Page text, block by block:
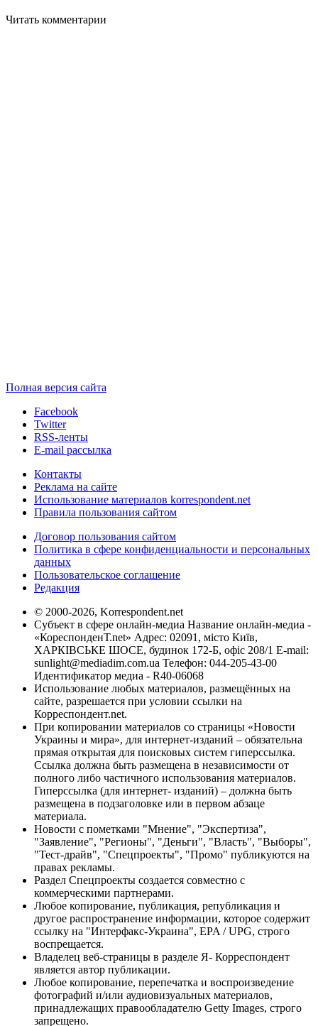
Читать комментарии
Полная версия сайта
Facebook
Twitter
RSS-ленты
E-mail рассылка
Контакты
Реклама на сайте
Использование материалов korrespondent.net
Правила пользования сайтом
Договор пользования сайтом
Политика в сфере конфиденциальности и персональных
данных
Пользовательское соглашение
Редакция
© 2000-2026, Korrespondent.net
Субъект в сфере онлайн-медиа Название онлайн-медиа -
«КореспонденТ.net» Адрес: 02091, місто Київ,
ХАРКІВСЬКЕ ШОСЕ, будинок 172-Б, офіс 208/1 E-mail:
sunlight@mediadim.com.ua Телефон: 044-205-43-00
Идентификатор медиа - R40-06068
Использование любых материалов, размещённых на
сайте, разрешается при условии ссылки на
Корреспондент.net.
При копировании материалов со страницы «Новости
Украины и мира», для интернет-изданий – обязательна
прямая открытая для поисковых систем гиперссылка.
Ссылка должна быть размещена в независимости от
полного либо частичного использования материалов.
Гиперссылка (для интернет- изданий) – должна быть
размещена в подзаголовке или в первом абзаце
материала.
Новости с пометками "Мнение", "Экспертиза",
"Заявление", "Регионы", "Деньги", "Власть", "Выборы",
"Тест-драйв", "Спецпроекты", "Промо" публикуются на
правах рекламы.
Раздел Спецпроекты создается совместно с
коммерческими партнерами.
Любое копирование, публикация, републикация и
другое распространение информации, которое содержит
ссылку на "Интерфакс-Украина", EPA / UPG, строго
воспрещается.
Владелец веб-страницы в разделе Я- Корреспондент
является автор публикации.
Любое копирование, перепечатка и воспроизведение
фотографий и/или аудиовизуальных материалов,
принадлежащих правообладателю Getty Images, строго
запрещено.